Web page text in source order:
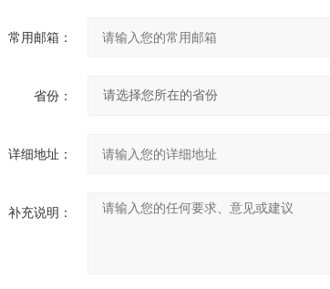
常用邮箱：
省份：
详细地址：
补充说明：